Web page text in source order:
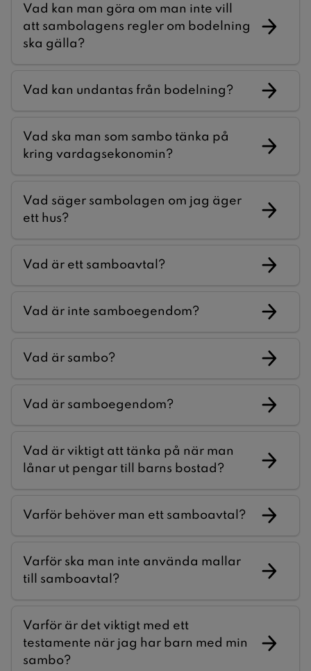
Vad kan man göra om man inte vill
att sambolagens regler om bodelning
ska gälla?
Vad kan undantas från bodelning?
Vad ska man som sambo tänka på
kring vardagsekonomin?
Vad säger sambolagen om jag äger
ett hus?
Vad är ett samboavtal?
Vad är inte samboegendom?
Vad är sambo?
Vad är samboegendom?
Vad är viktigt att tänka på när man
lånar ut pengar till barns bostad?
Varför behöver man ett samboavtal?
Varför ska man inte använda mallar
till samboavtal?
Varför är det viktigt med ett
testamente när jag har barn med min
sambo?